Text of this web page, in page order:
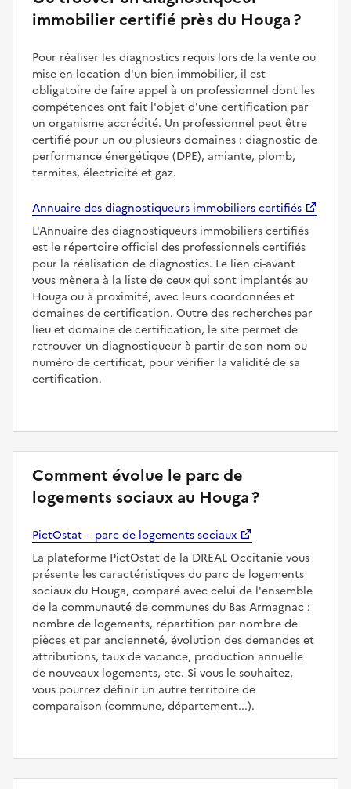
immobilier certifié près du Houga ?
Pour réaliser les diagnostics requis lors de la vente ou
mise en location d'un bien immobilier, il est
obligatoire de faire appel à un professionnel dont les
compétences ont fait l'objet d'une certification par
un organisme accrédité. Un professionnel peut être
certifié pour un ou plusieurs domaines : diagnostic de
performance énergétique (DPE), amiante, plomb,
termites, électricité et gaz.
Annuaire des diagnostiqueurs immobiliers certifiés
L'Annuaire des diagnostiqueurs immobiliers certifiés
est le répertoire officiel des professionnels certifiés
pour la réalisation de diagnostics. Le lien ci-avant
vous mènera à la liste de ceux qui sont implantés au
Houga ou à proximité, avec leurs coordonnées et
domaines de certification. Outre des recherches par
lieu et domaine de certification, le site permet de
retrouver un diagnostiqueur à partir de son nom ou
numéro de certificat, pour vérifier la validité de sa
certification.
Comment évolue le parc de
logements sociaux au Houga ?
PictOstat – parc de logements sociaux
La plateforme PictOstat de la DREAL Occitanie vous
présente les caractéristiques du parc de logements
sociaux du Houga, comparé avec celui de l'ensemble
de la communauté de communes du Bas Armagnac :
nombre de logements, répartition par nombre de
pièces et par ancienneté, évolution des demandes et
attributions, taux de vacance, production annuelle
de nouveaux logements, etc. Si vous le souhaitez,
vous pourrez définir un autre territoire de
comparaison (commune, département...).